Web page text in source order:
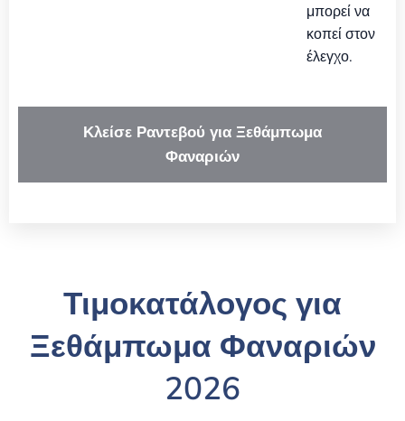
μπορεί να
κοπεί στον
έλεγχο.
Κλείσε Ραντεβού για Ξεθάμπωμα
Φαναριών
Τιμοκατάλογος για
Ξεθάμπωμα Φαναριών
2026